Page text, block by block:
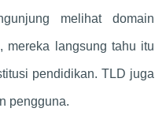
melihat domain
mereka langsung tahu itu
pendidikan. TLD juga
pengguna.